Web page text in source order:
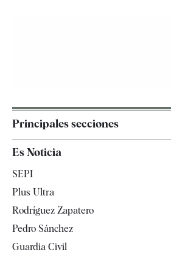
Principales secciones
España
Televisión
Es Noticia
SEPI
Plus Ultra
Rodríguez Zapatero
Pedro Sánchez
Guardia Civil